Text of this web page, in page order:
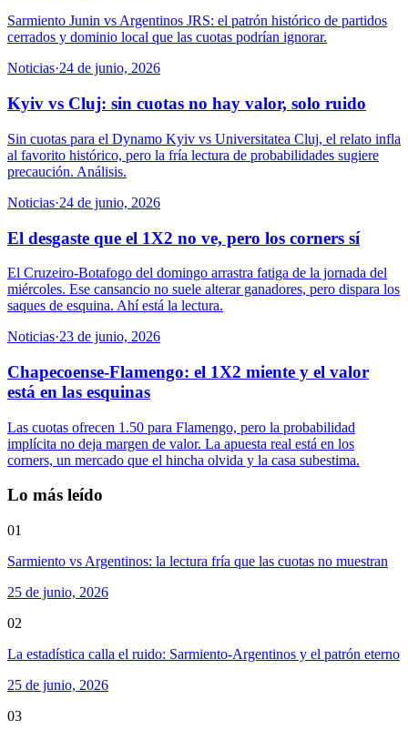
Sarmiento Junin vs Argentinos JRS: el patrón histórico de partidos
cerrados y dominio local que las cuotas podrían ignorar.
Noticias·24 de junio, 2026
Kyiv vs Cluj: sin cuotas no hay valor, solo ruido
Sin cuotas para el Dynamo Kyiv vs Universitatea Cluj, el relato infla
al favorito histórico, pero la fría lectura de probabilidades sugiere
precaución. Análisis.
Noticias·24 de junio, 2026
El desgaste que el 1X2 no ve, pero los corners sí
El Cruzeiro-Botafogo del domingo arrastra fatiga de la jornada del
miércoles. Ese cansancio no suele alterar ganadores, pero dispara los
saques de esquina. Ahí está la lectura.
Noticias·23 de junio, 2026
Chapecoense-Flamengo: el 1X2 miente y el valor
está en las esquinas
Las cuotas ofrecen 1.50 para Flamengo, pero la probabilidad
implícita no deja margen de valor. La apuesta real está en los
corners, un mercado que el hincha olvida y la casa subestima.
Lo más leído
01
Sarmiento vs Argentinos: la lectura fría que las cuotas no muestran
25 de junio, 2026
02
La estadística calla el ruido: Sarmiento-Argentinos y el patrón eterno
25 de junio, 2026
03